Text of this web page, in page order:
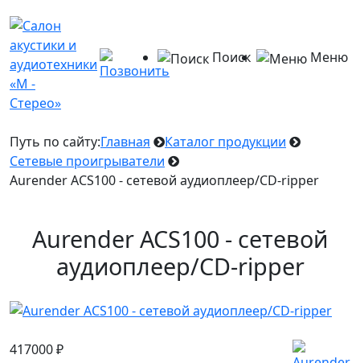
Меню
Поиск
Путь по сайту:Главная
Каталог продукции
Сетевые проигрыватели
Aurender ACS100 - cетевой аудиоплеер/CD-ripper
Aurender ACS100 - cетевой
аудиоплеер/CD-ripper
417000₽